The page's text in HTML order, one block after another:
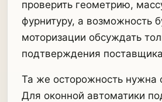
проверить геометрию,
фурнитуру, а возможность
моторизации обсуждать
подтверждения
Та же осторожность нужна
Для оконной автоматики